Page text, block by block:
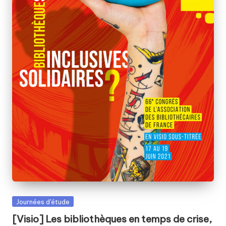
Posted
Journées d'étude
[Visio] Les bibliothèques en temps de crise,